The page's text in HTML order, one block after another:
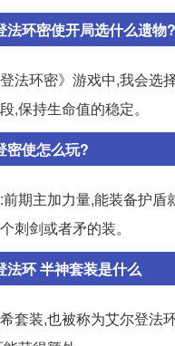
法环密使开局选什么遗物?
法环密》游戏中,我会选
,保持生命值的稳定。
密使怎么玩?
期主加力量,能装备护
刺剑或者矛的装。
法环 半神套装是什么
套装,也被称为艾尔登法